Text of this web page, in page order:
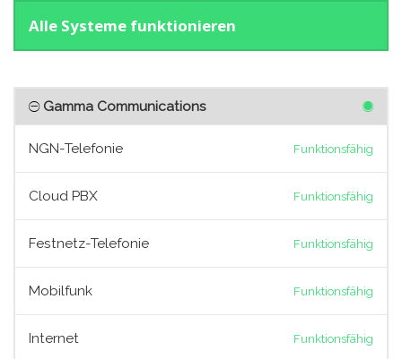
Alle Systeme funktionieren
Gamma Communications
NGN-Telefonie Funktionsfähig
Cloud PBX Funktionsfähig
Festnetz-Telefonie Funktionsfähig
Mobilfunk Funktionsfähig
Internet Funktionsfähig